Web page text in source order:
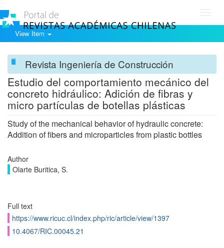
View Item
Revista Ingeniería de Construcción
Estudio del comportamiento mecánico del
concreto hidráulico: Adición de fibras y
micro partículas de botellas plásticas
Study of the mechanical behavior of hydraulic concrete:
Addition of fibers and microparticles from plastic bottles
Author
Olarte Buritica, S.
Full text
https://www.ricuc.cl/index.php/ric/article/view/1397
10.4067/RIC.00045.21